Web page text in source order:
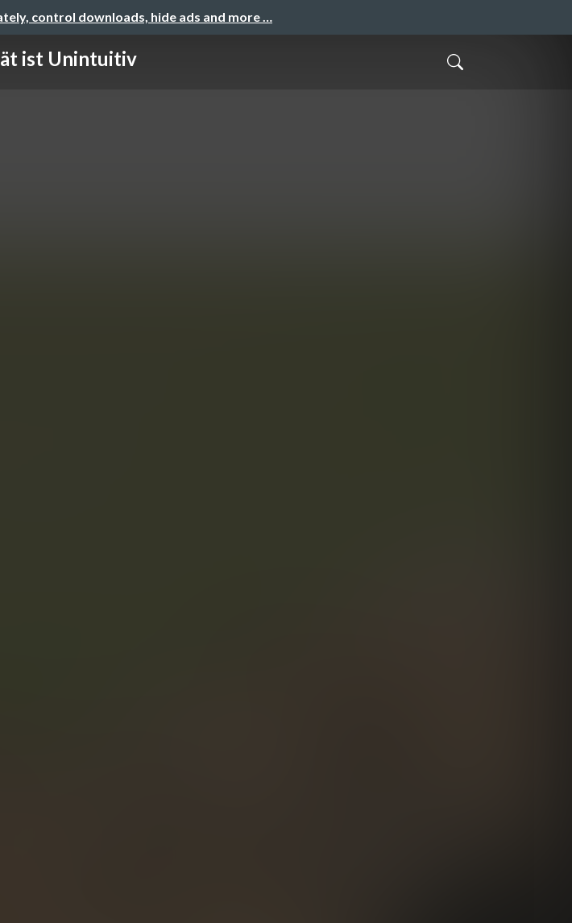
control downloads, hide ads and more …
ist Unintuitiv